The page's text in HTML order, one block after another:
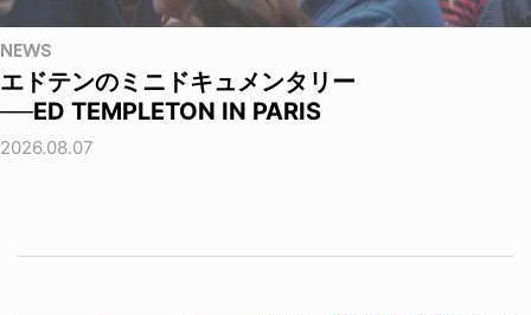
NEWS
エドテンのミニドキュメンタリー
──ED TEMPLETON IN PARIS
2026.08.07